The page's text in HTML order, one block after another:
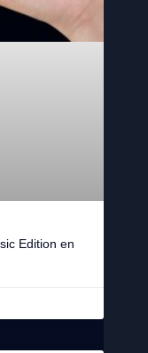
Edition en